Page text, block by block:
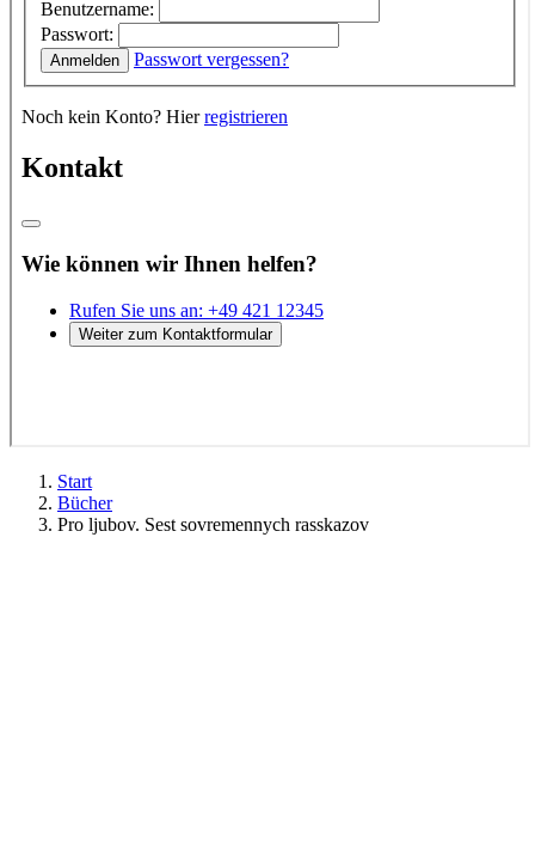
Start
Bücher
Pro ljubov. Sest sovremennych rasskazov